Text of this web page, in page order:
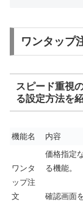
ワンタップ
スピード重視
る設定方法を
機能名 内容
ワンタ
ップ注
文
価格指定
る機能。
確認画面